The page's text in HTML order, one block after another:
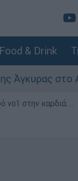
Food & Drink
στο
νο1 στην καρδιά...